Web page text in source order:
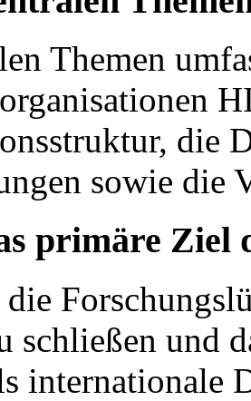
Themen
die
sowie die
primäre Ziel
schließen und
internationale